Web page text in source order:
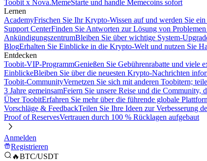
Toobit x Nova.MemeStarte und handle Memecoins sofort
Lernen
AcademyFrischen Sie Ihr Krypto-Wissen auf und werden Sie ein
Support CenterFinden Sie Antworten zur Lösung von
AnkündigungszentrumBleiben Sie über wichtige System-
BlogErhalten Sie Einblicke in die Krypto-Welt und nutzen Sie
Entdecken
Toobit-VIP-ProgrammGenießen Sie Gebührenrabatte und viele
EinblickeBleiben Sie über die neuesten Krypto-Nachrichten
Toobit-CommunityVernetzen Sie sich mit anderen Toobitern;
3 Jahre gemeinsamFeiern Sie unsere Reise und die Community,
Über ToobitErfahren Sie mehr über die führende globale
Vorschläge & FeedbackTeilen Sie Ihre Ideen zur Verbesserung
Proof of ReservesVertrauen durch 100 % Rücklagen aufgebaut
Anmelden
Registrieren
🔥BTC/USDT